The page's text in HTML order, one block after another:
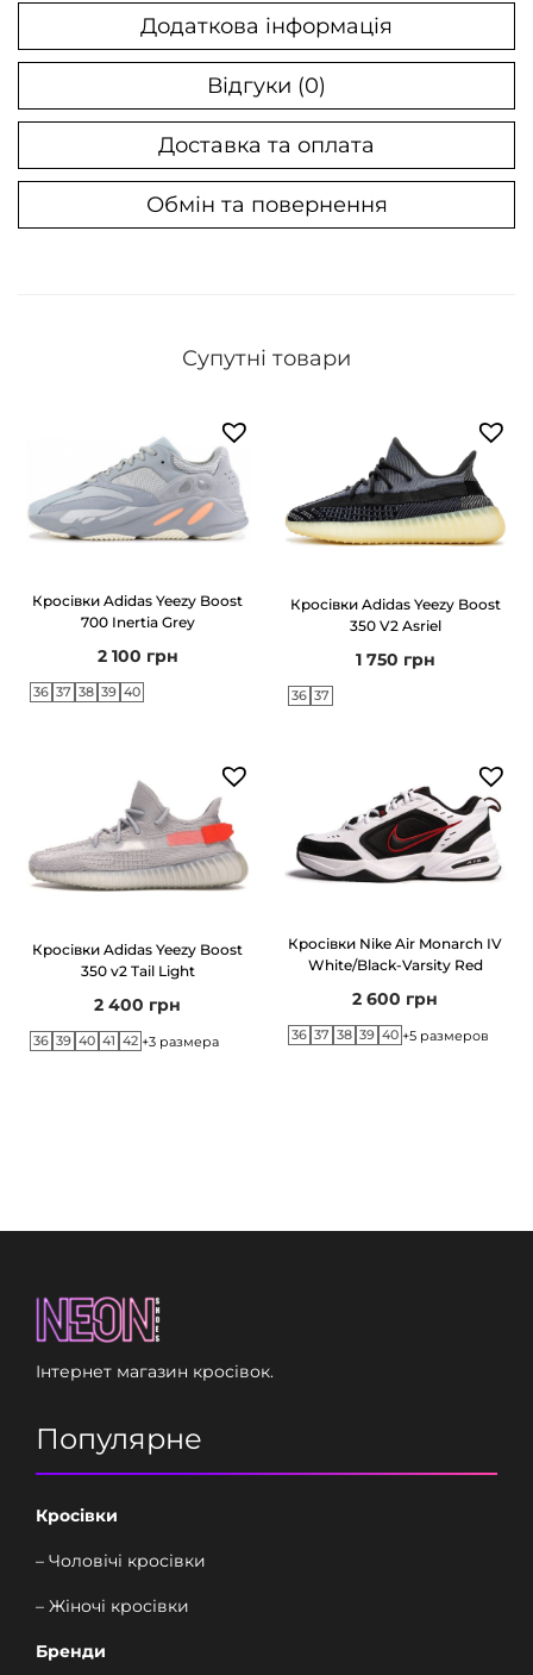
l
c
к
Додаткова інформація
Відгуки (0)
Доставка та оплата
Обмін та повернення
Супутні товари
Кросівки Adidas Yeezy Boost
700 Inertia Grey
2 100 грн
36 37 38 39 40
Кросівки Adidas Yeezy Boost
350 V2 Asriel
1 750 грн
36 37
Кросівки Adidas Yeezy Boost
350 v2 Tail Light
2 400 грн
36 39 40 41 42 +3 размера
Кросівки Nike Air Monarch IV
White/Black-Varsity Red
2 600 грн
36 37 38 39 40 +5 размеров
Інтернет магазин кросівок.
Популярне
Кросівки
– Чоловічі кросівки
– Жіночі кросівки
Бренди